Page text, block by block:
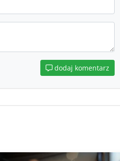
dodaj komentarz